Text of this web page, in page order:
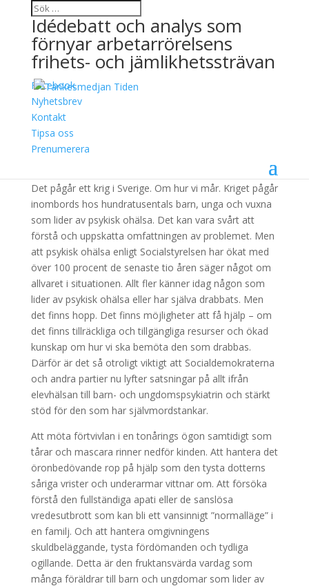
Idédebatt och analys som
förnyar arbetarrörelsens
frihets- och jämlikhetssträvan
Facebook
Nyhetsbrev
Kontakt
Tipsa oss
Prenumerera
Psykisk ohälsa är en
politisk fråga
17 maj, 2018
Det pågår ett krig i Sverige. Om hur vi mår. Kriget pågår
inombords hos hundratusentals barn, unga och vuxna
som lider av psykisk ohälsa. Det kan vara svårt att
förstå och uppskatta omfattningen av problemet. Men
att psykisk ohälsa enligt Socialstyrelsen har ökat med
över 100 procent de senaste tio åren säger något om
allvaret i situationen. Allt fler känner idag någon som
lider av psykisk ohälsa eller har själva drabbats. Men
det finns hopp. Det finns möjligheter att få hjälp – om
det finns tillräckliga och tillgängliga resurser och ökad
kunskap om hur vi ska bemöta den som drabbas.
Därför är det så otroligt viktigt att Socialdemokraterna
och andra partier nu lyfter satsningar på allt ifrån
elevhälsan till barn- och ungdomspsykiatrin och stärkt
stöd för den som har självmordstankar.
Att möta förtvivlan i en tonårings ögon samtidigt som
tårar och mascara rinner nedför kinden. Att hantera det
öronbedövande rop på hjälp som den tysta dotterns
såriga vrister och underarmar vittnar om. Att försöka
förstå den fullständiga apati eller de sanslösa
vredesutbrott som kan bli ett vansinnigt ”normalläge” i
en familj. Och att hantera omgivningens
skuldbeläggande, tysta fördömanden och tydliga
ogillande. Detta är den fruktansvärda vardag som
många föräldrar till barn och ungdomar som lider av